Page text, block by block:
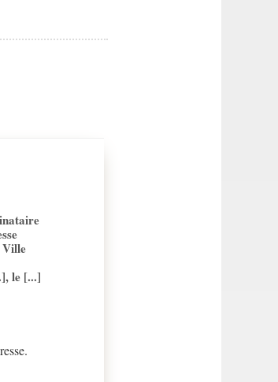
Ville
le [...]